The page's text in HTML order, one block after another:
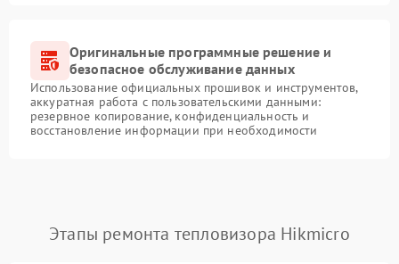
Оригинальные программные решение и
безопасное обслуживание данных
Использование официальных прошивок и инструментов,
аккуратная работа с пользовательскими данными:
резервное копирование, конфиденциальность и
восстановление информации при необходимости
Этапы ремонта тепловизора Hikmicro